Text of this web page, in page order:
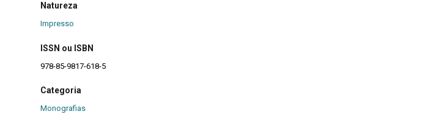
Natureza
Impresso
ISSN ou ISBN
978-85-9817-618-5
Categoria
Monografias